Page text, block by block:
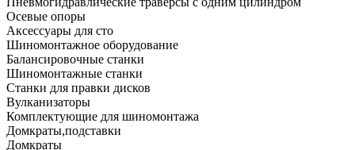
Осевые опоры
Аксессуары для сто
Шиномонтажное оборудование
Балансировочные станки
Шиномонтажные станки
Станки для правки дисков
Вулканизаторы
Комплектующие для шиномонтажа
Домкраты,подставки
Домкраты